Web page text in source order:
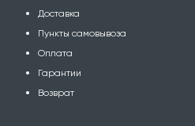
Доставка
Пункты самовывоза
Оплата
Гарантии
Возврат